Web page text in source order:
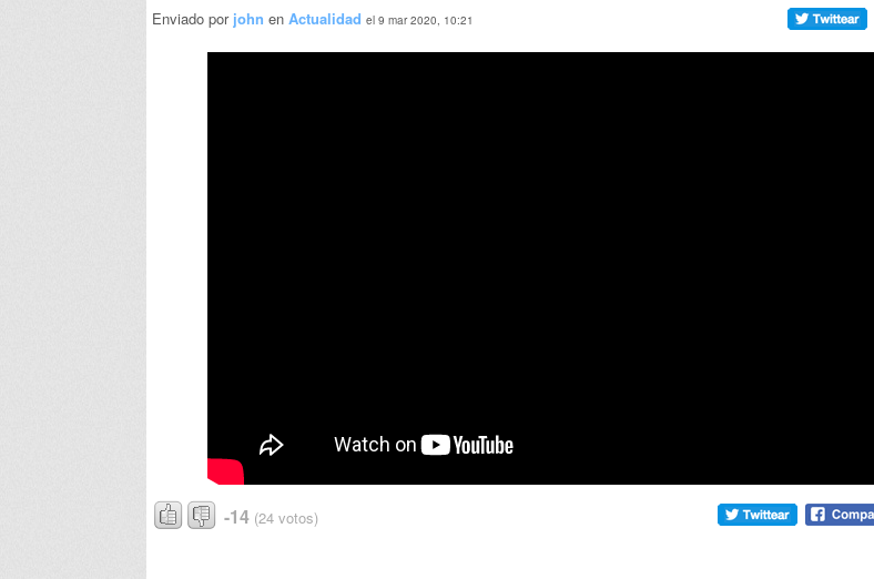
Enviado por john en Actualidad el 9 mar 2020, 10:21
-14 (24 votos)